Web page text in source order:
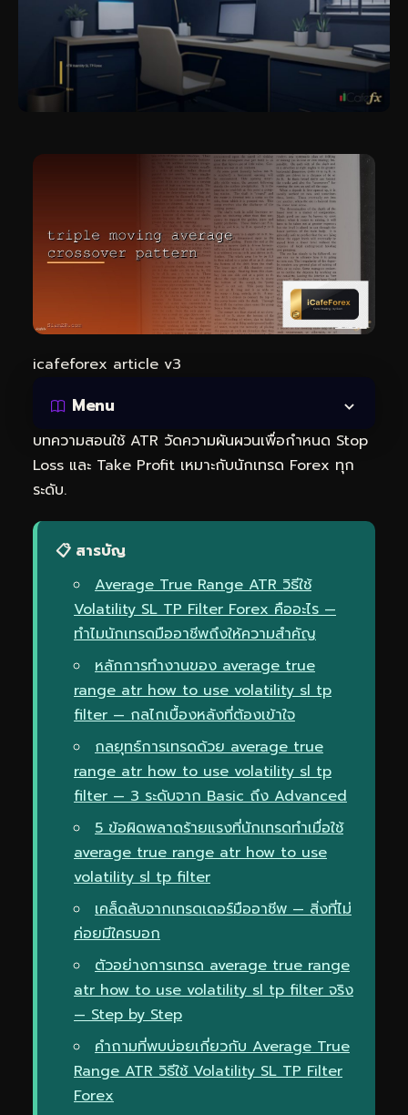
icafeforex article v3
Menu
บทความสอนใช้ ATR วัดความผันผวนเพื่อกำหนด Stop
Loss และ Take Profit เหมาะกับนักเทรด Forex ทุก
ระดับ.
📋 สารบัญ
Average True Range ATR วิธีใช้
Volatility SL TP Filter Forex คืออะไร —
ทำไมนักเทรดมืออาชีพถึงให้ความสำคัญ
หลักการทำงานของ average true
range atr how to use volatility sl tp
filter — กลไกเบื้องหลังที่ต้องเข้าใจ
กลยุทธ์การเทรดด้วย average true
range atr how to use volatility sl tp
filter — 3 ระดับจาก Basic ถึง Advanced
5 ข้อผิดพลาดร้ายแรงที่นักเทรดทำเมื่อใช้
average true range atr how to use
volatility sl tp filter
เคล็ดลับจากเทรดเดอร์มืออาชีพ — สิ่งที่ไม่
ค่อยมีใครบอก
ตัวอย่างการเทรด average true range
atr how to use volatility sl tp filter จริง
— Step by Step
คำถามที่พบบ่อยเกี่ยวกับ Average True
Range ATR วิธีใช้ Volatility SL TP Filter
Forex